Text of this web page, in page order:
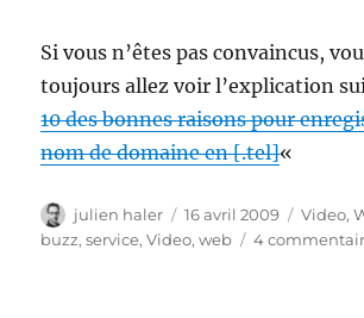
Si vous n’êtes pas convaincus,
toujours allez voir l’explication
10 des bonnes raisons pour
nom de domaine en [.tel]«
Auteur
julien haler
Publié
le
16 avril 2009 Video,
buzz,service,Video,web 4